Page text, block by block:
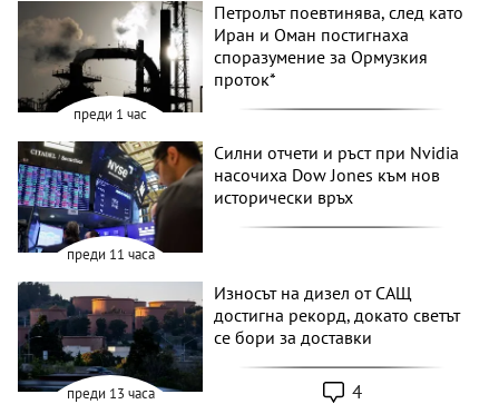
преди 1 час
Петролът поевтинява, след като
Иран и Оман постигнаха
споразумение за Ормузкия
проток*
преди 11 часа
Силни отчети и ръст при Nvidia
насочиха Dow Jones към нов
исторически връх
преди 13 часа
Износът на дизел от САЩ
достигна рекорд, докато светът
се бори за доставки
4